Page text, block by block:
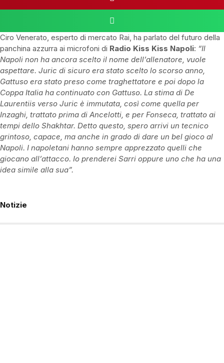
Ciro Venerato, esperto di mercato Rai, ha parlato del futuro della
panchina azzurra ai microfoni di Radio Kiss Kiss Napoli: “Il
Napoli non ha ancora scelto il nome dell’allenatore, vuole
aspettare. Juric di sicuro era stato scelto lo scorso anno,
Gattuso era stato preso come traghettatore e poi dopo la
Coppa Italia ha continuato con Gattuso. La stima di De
Laurentiis verso Juric è immutata, così come quella per
Inzaghi, trattato prima di Ancelotti, e per Fonseca, trattato ai
tempi dello Shakhtar. Detto questo, spero arrivi un tecnico
grintoso, capace, ma anche in grado di dare un bel gioco al
Napoli. I napoletani hanno sempre apprezzato quelli che
giocano all’attacco. Io prenderei Sarri oppure uno che ha una
idea simile alla sua”.
Notizie